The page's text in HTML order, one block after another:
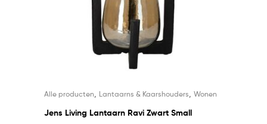
Alle producten, Lantaarns & Kaarshouders, Wonen
Jens Living Lantaarn Ravi Zwart Small